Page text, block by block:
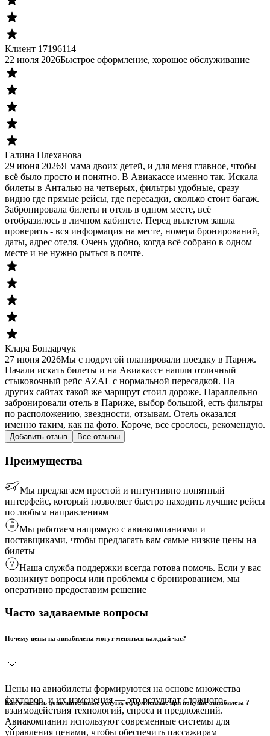
Клиент 17196114
22 июля 2026Быстрое оформление, хорошое обслуживание
Галина Плеханова
29 июня 2026Я мама двоих детей, и для меня главное, чтобы
всё было просто и понятно. В Авиакассе именно так. Искала
билеты в Анталью на четверых, фильтры удобные, сразу
видно где прямые рейсы, где пересадки, сколько стоит багаж.
Забронировала билеты и отель в одном месте, всё
отобразилось в личном кабинете. Перед вылетом зашла
проверить - вся информация на месте, номера бронирований,
даты, адрес отеля. Очень удобно, когда всё собрано в одном
месте и не нужно рыться в почте.
Клара Бондарчук
27 июня 2026Мы с подругой планировали поездку в Париж.
Начали искать билеты и на Авиакассе нашли отличный
стыковочный рейс AZAL с нормальной пересадкой. На
других сайтах такой же маршрут стоил дороже. Параллельно
забронировали отель в Париже, выбор большой, есть фильтры
по расположению, звездности, отзывам. Отель оказался
именно таким, как на фото. Короче, все срослось, рекомендую.
Добавить отзыв Все отзывы
Преимущества
Мы предлагаем простой и интуитивно понятный
интерфейс, который позволяет быстро находить лучшие рейсы
по любым направлениям
Мы работаем напрямую с авиакомпаниями и
поставщиками, чтобы предлагать вам самые низкие цены на
билеты
Наша служба поддержки всегда готова помочь. Если у вас
возникнут вопросы или проблемы с бронированием, мы
оперативно предоставим решение
Часто задаваемые вопросы
Почему цены на авиабилеты могут меняться каждый час?
Цены на авиабилеты формируются на основе множества
факторов, и их изменения — это результат сложного
взаимодействия технологий, спроса и предложений.
Авиакомпании используют современные системы для
управления ценами, чтобы обеспечить пассажирам
Как отменить дополнительные услуги, оформленные при покупке авиабилета ?